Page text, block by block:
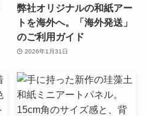
弊社オリジナルの和紙アー
トを海外へ。「海外発送」
のご利用ガイド
2026年1月31日